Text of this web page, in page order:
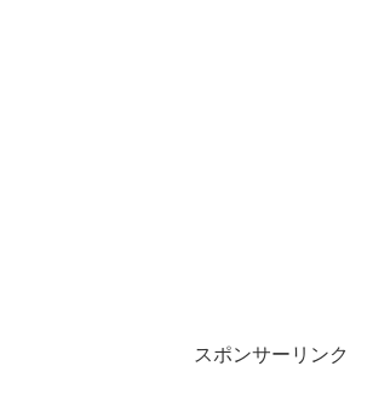
スポンサーリンク